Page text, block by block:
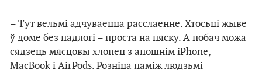
– Тут вельмі адчуваецца расслаенне. Хтосьці жыве
ў доме без падлогі – проста на пяску. А побач можа
сядзець мясцовы хлопец з апошнім iPhone,
MacBook і AirPods. Розніца паміж людзьмі